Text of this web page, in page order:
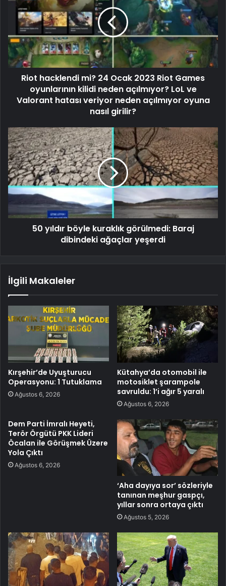
Riot hacklendi mi? 24 Ocak 2023 Riot Games
oyunlarının kilidi neden açılmıyor? LoL ve
Valorant hatası veriyor neden açılmıyor oyuna
nasıl girilir?
50 yıldır böyle kuraklık görülmedi: Baraj
dibindeki ağaçlar yeşerdi
İlgili Makaleler
Kırşehir’de Uyuşturucu
Operasyonu: 1 Tutuklama
Ağustos 6, 2026
Kütahya’da otomobil ile
motosiklet şarampole
savruldu: 1’i ağır 5 yaralı
Ağustos 6, 2026
Dem Parti İmralı Heyeti,
Terör Örgütü PKK Lideri
Öcalan ile Görüşmek Üzere
Yola Çıktı
Ağustos 6, 2026
‘Aha dayıya sor’ sözleriyle
tanınan meşhur gaspçı,
yıllar sonra ortaya çıktı
Ağustos 5, 2026